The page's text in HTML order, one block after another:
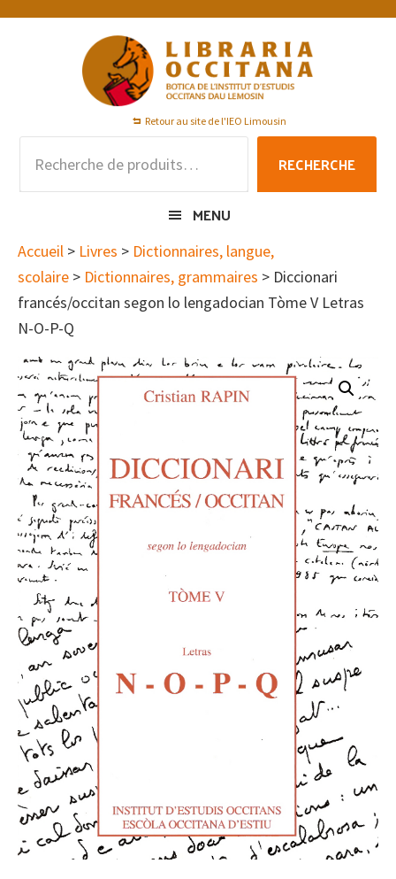
Passer
Passer
Passer
Retour au site de l'IEO Limousin
pour :
RECHERCHE
MENU
Accueil > Livres > Dictionnaires, langue,
scolaire > Dictionnaires, grammaires > Diccionari
francés/occitan segon lo lengadocian Tòme V Letras
N-O-P-Q